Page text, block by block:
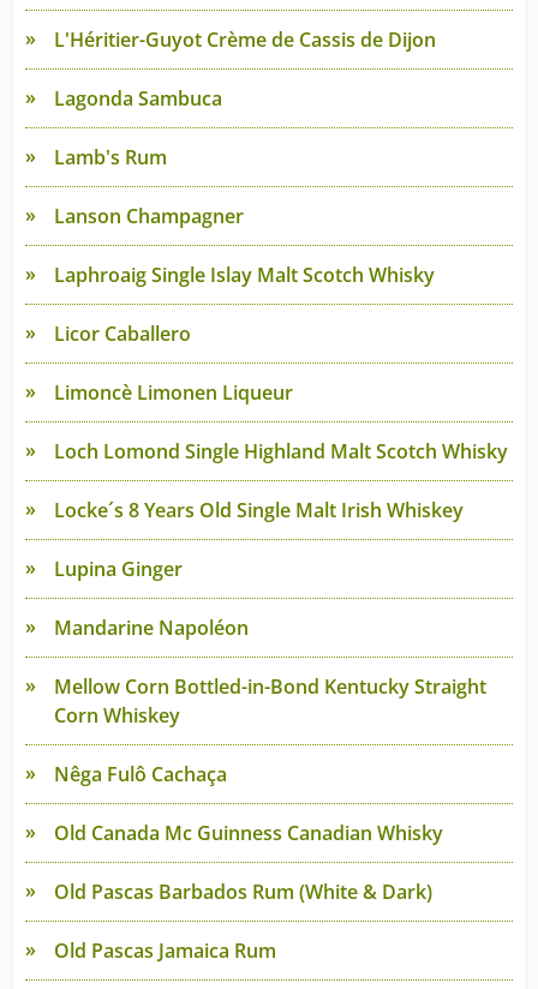
L'Héritier-Guyot Crème de Cassis de Dijon
Lagonda Sambuca
Lamb's Rum
Lanson Champagner
Laphroaig Single Islay Malt Scotch Whisky
Licor Caballero
Limoncè Limonen Liqueur
Loch Lomond Single Highland Malt Scotch Whisky
Locke´s 8 Years Old Single Malt Irish Whiskey
Lupina Ginger
Mandarine Napoléon
Mellow Corn Bottled-in-Bond Kentucky Straight
Corn Whiskey
Nêga Fulô Cachaça
Old Canada Mc Guinness Canadian Whisky
Old Pascas Barbados Rum (White & Dark)
Old Pascas Jamaica Rum